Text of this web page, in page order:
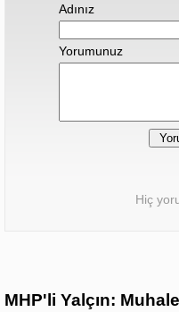
Adınız
Yorumunuz
Hiç
MHP'li Yalçın: